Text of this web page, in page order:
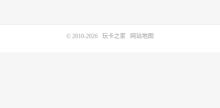
© 2010-2026 玩卡之家 网站地图